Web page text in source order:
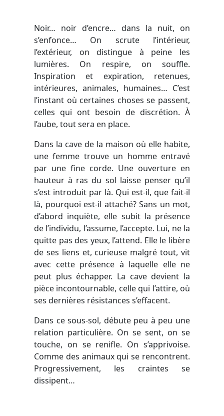
Noir… noir d’encre… dans la nuit, on
s’enfonce… On scrute l’intérieur,
l’extérieur, on distingue à peine les
lumières. On respire, on souffle.
Inspiration et expiration, retenues,
intérieures, animales, humaines… C’est
l’instant où certaines choses se passent,
celles qui ont besoin de discrétion. À
l’aube, tout sera en place.
Dans la cave de la maison où elle habite,
une femme trouve un homme entravé
par une fine corde. Une ouverture en
hauteur à ras du sol laisse penser qu’il
s’est introduit par là. Qui est-il, que fait-il
là, pourquoi est-il attaché? Sans un mot,
d’abord inquiète, elle subit la présence
de l’individu, l’assume, l’accepte. Lui, ne la
quitte pas des yeux, l’attend. Elle le libère
de ses liens et, curieuse malgré tout, vit
avec cette présence à laquelle elle ne
peut plus échapper. La cave devient la
pièce incontournable, celle qui l’attire, où
ses dernières résistances s’effacent.
Dans ce sous-sol, débute peu à peu une
relation particulière. On se sent, on se
touche, on se renifle. On s’apprivoise.
Comme des animaux qui se rencontrent.
Progressivement, les craintes se
dissipent…